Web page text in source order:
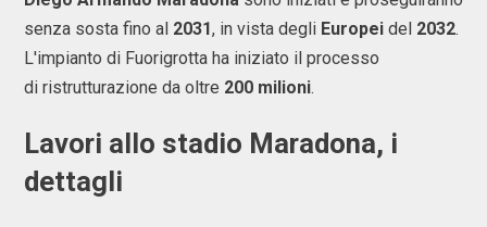
senza sosta fino al 2031, in vista degli Europei del 2032.
L'impianto di Fuorigrotta ha iniziato il processo
di ristrutturazione da oltre 200 milioni.
Lavori allo stadio Maradona, i
dettagli